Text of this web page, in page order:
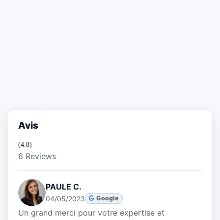
Avis
(4.8)
6 Reviews
PAULE C.
04/05/2023 Google
Un grand merci pour votre expertise et